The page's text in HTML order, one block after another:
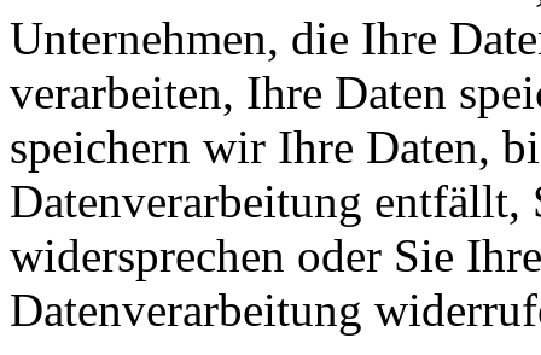
Unternehmen, die Ihre
verarbeiten, Ihre Daten
speichern wir Ihre Daten,
Datenverarbeitung entfällt,
widersprechen oder Sie
Datenverarbeitung